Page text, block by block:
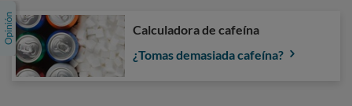
Calculadora de cafeína
¿Tomas demasiada cafeína?